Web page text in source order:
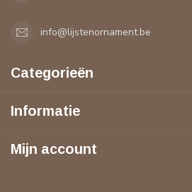
info@lijstenornament.be
Categorieën
Informatie
Mijn account